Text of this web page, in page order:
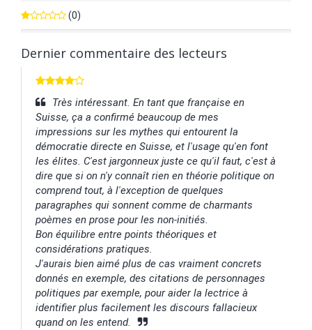
(0)
Dernier commentaire des lecteurs
Très intéressant. En tant que française en
Suisse, ça a confirmé beaucoup de mes
impressions sur les mythes qui entourent la
démocratie directe en Suisse, et l'usage qu'en font
les élites. C'est jargonneux juste ce qu'il faut, c'est à
dire que si on n'y connaît rien en théorie politique on
comprend tout, à l'exception de quelques
paragraphes qui sonnent comme de charmants
poèmes en prose pour les non-initiés.
Bon équilibre entre points théoriques et
considérations pratiques.
J'aurais bien aimé plus de cas vraiment concrets
donnés en exemple, des citations de personnages
politiques par exemple, pour aider la lectrice à
identifier plus facilement les discours fallacieux
quand on les entend.